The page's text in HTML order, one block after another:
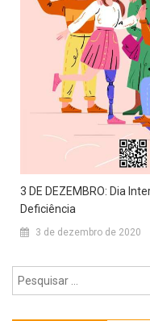
3 DE DEZEMBRO: Dia
Deficiência
3 de dezembro de 2020